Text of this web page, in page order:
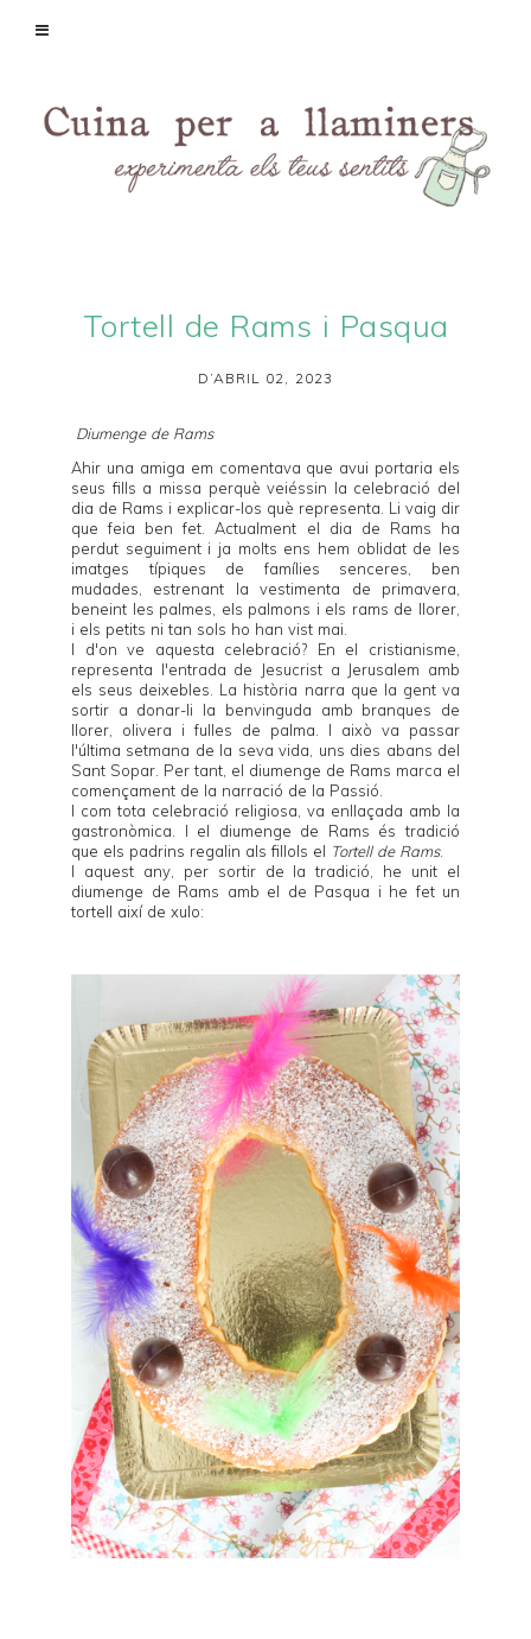
Tortell de Rams i Pasqua
D’ABRIL 02, 2023
Diumenge de Rams
Ahir una amiga em comentava que avui portaria els
seus fills a missa perquè veiéssin la celebració del
dia de Rams i explicar-los què representa. Li vaig dir
que feia ben fet. Actualment el dia de Rams ha
perdut seguiment i ja molts ens hem oblidat de les
imatges típiques de famílies senceres, ben
mudades, estrenant la vestimenta de primavera,
beneint les palmes, els palmons i els rams de llorer,
i els petits ni tan sols ho han vist mai.
I d'on ve aquesta celebració? En el cristianisme,
representa l'entrada de Jesucrist a Jerusalem amb
els seus deixebles. La història narra que la gent va
sortir a donar-li la benvinguda amb branques de
llorer, olivera i fulles de palma. I això va passar
l'última setmana de la seva vida, uns dies abans del
Sant Sopar. Per tant, el diumenge de Rams marca el
començament de la narració de la Passió.
I com tota celebració religiosa, va enllaçada amb la
gastronòmica. I el diumenge de Rams és tradició
que els padrins regalin als fillols el Tortell de Rams.
I aquest any, per sortir de la tradició, he unit el
diumenge de Rams amb el de Pasqua i he fet un
tortell així de xulo: